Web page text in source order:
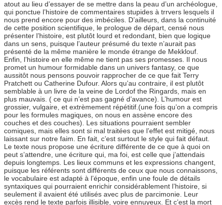
atout au lieu d’essayer de se mettre dans la peau d’un archéologue,
qui ponctue l’histoire de commentaires stupides à trrvers lesquels il
nous prend encore pour des imbéciles. D’ailleurs, dans la continuité
de cette position scientifique, le prologue de départ, censé nous
présenter l’histoire, est plutôt lourd et redondant, bien que logique
dans un sens, puisque l’auteur présumé du texte n’aurait pas
présenté de la même manière le monde étrange de Mekklouf.
Enfin, l’histoire en elle même ne tient pas ses promesses. Il nous
promet un humour formidable dans un univers fantasy, ce que
aussitôt nous pensons pouvoir rapprocher de ce que fait Terry
Pratchett ou Catherine Dufour. Alors qu’au contraire, il est plutôt
semblable à un livre de la veine de Lordof the Ringards, mais en
plus mauvais. ( ce qui n’est pas gagné d’avance). L’humour est
grossier, vulgaire, et extrèmement répétitif.(une fois qu’on a compris
pour les formules magiques, on nous en assène encore des
couches et des couches). Les situations pourraient sembler
comiques, mais elles sont si mal traitées que l’effet est mitigé, nous
laissant sur notre faim. En fait, c’est surtout le style qui fait défaut.
Le texte nous propose une écriture différente de ce que à quoi on
peut s’attendre, une écriture qui, ma foi, est celle que j’attendais
depuis longtemps. Les lieux communs et les expressions changent,
puisque les référents sont différents de ceux que nous connaissons,
le vocabulaire est adapté à l’époque, enfin une foule de détails
syntaxiques qui pourraient enrichir considérablement l’histoire, si
seulement il avaient été utilisés avec plus de parcimonie. Leur
excès rend le texte parfois illisible, voire ennuyeux. Et c’est la mort